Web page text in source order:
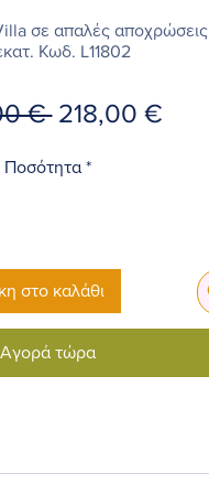
σε απαλές αποχρώσεις
Κωδ. L11802
€ Κανονική
218,00 €Τιμή
Ποσότητα *
στο καλάθι
Αγορά τώρα